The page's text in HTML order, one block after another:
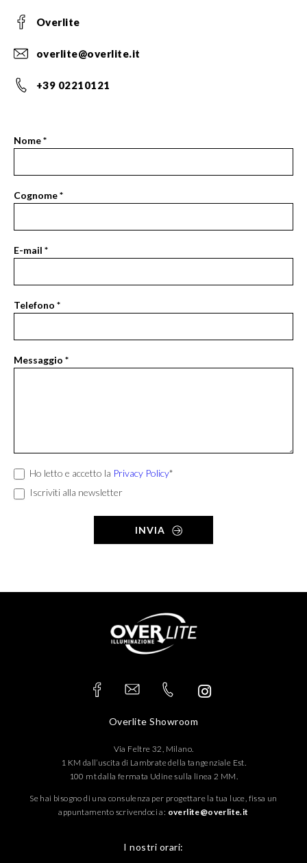
Overlite
overlite@overlite.it
+39 02210121
Contact
Form
Nome*
Cognome*
E-mail *
Telefono *
Messaggio *
Ho letto e accetto la Privacy Policy*
Iscriviti alla newsletter
INVIA
Se
essere
questo
Overlite Showroom
Via Feltre 32, Milano.
1 KM dall’uscita di Lambrate della tangenziale Est.
100 mt dalla fermata Udine sulla linea 2 MM.
Se hai bisogno di una consulenza per progettare la tua luce, fissa un
appuntamento scrivendoci a: overlite@overlite.it
I nostri orari: